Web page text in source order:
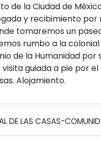
de la Ciudad de
y recibimiento
tomaremos un
rumbo a la
de la Humanidad por
guiada a pie por
Alojamiento.
DE LAS CASAS-